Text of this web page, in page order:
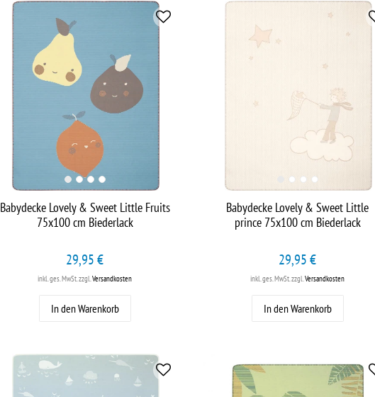
Babydecke Lovely & Sweet Little Fruits
75x100 cm Biederlack
29,95 €
inkl. ges. MwSt.zzgl.Versandkosten
In den Warenkorb
Babydecke Lovely & Sweet Little
prince 75x100 cm Biederlack
29,95 €
inkl. ges. MwSt.zzgl.Versandkosten
In den Warenkorb